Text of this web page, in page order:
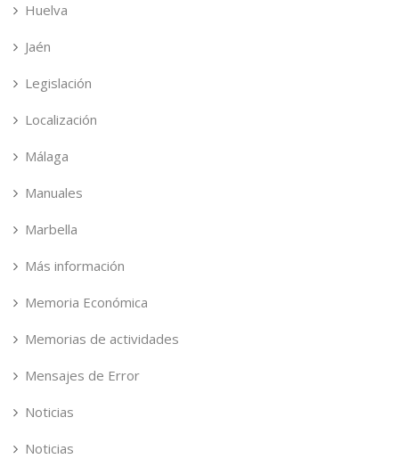
Huelva
Jaén
Legislación
Localización
Málaga
Manuales
Marbella
Más información
Memoria Económica
Memorias de actividades
Mensajes de Error
Noticias
Noticias